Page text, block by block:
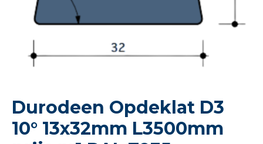
Durodeen Opdeklat D3
10° 13x32mm L3500mm